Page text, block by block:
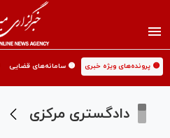
🟡 پرونده‌های ویژه خبری 🟡 سامانه‌های قضایی
دادگستری مرکزی